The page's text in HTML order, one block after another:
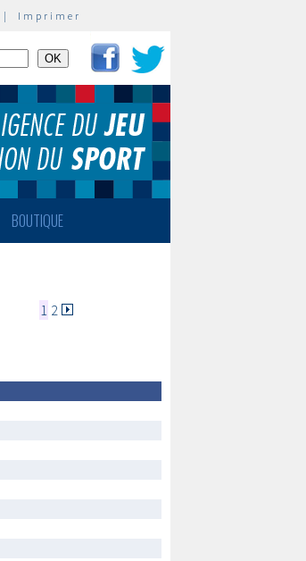
| Imprimer
BOUTIQUE
1 2